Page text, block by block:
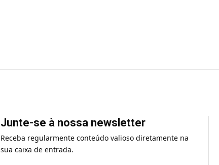
Junte-se à nossa newsletter
Receba regularmente conteúdo valioso diretamente na
sua caixa de entrada.